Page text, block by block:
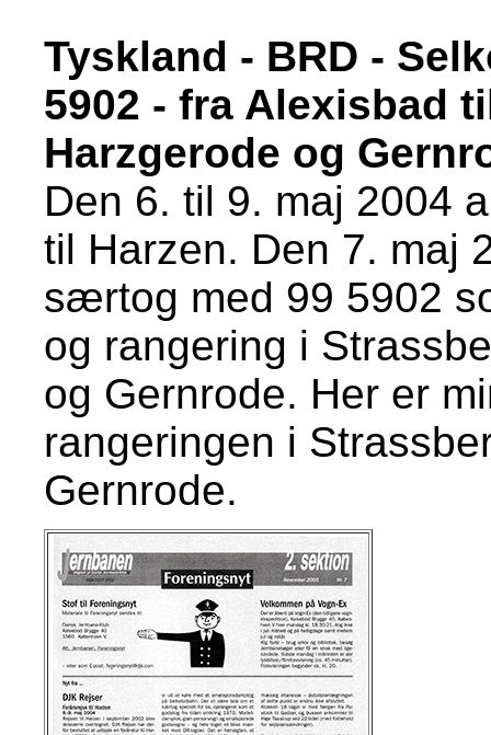
Tyskland - BRD -
5902 - fra Alexisbad
Harzgerode og
Den 6. til 9. maj 2004
til Harzen. Den 7. maj
særtog med 99 5902
og rangering i
og Gernrode. Her er
rangeringen i
Gernrode.